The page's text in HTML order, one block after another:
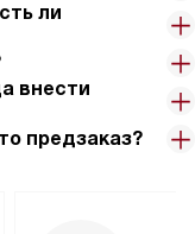
ли
внести
предзаказ?